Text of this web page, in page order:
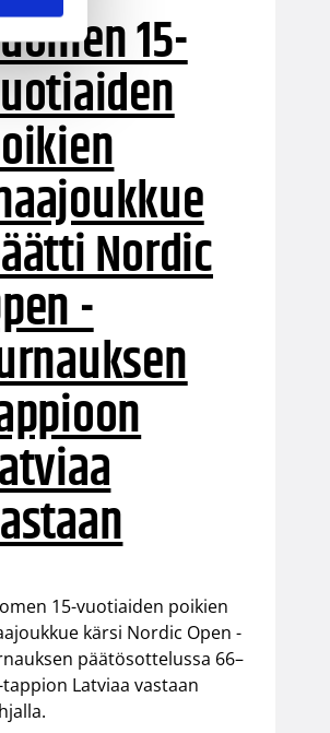
15-
Nordic
-
15-vuotiaiden poikien
kärsi Nordic Open -
päätösottelussa 66–
tappion Latviaa vastaan